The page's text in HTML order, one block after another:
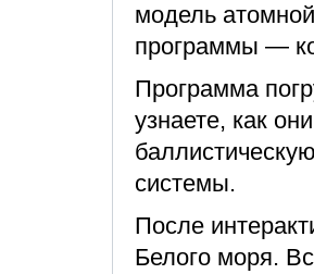
модель
программы —
Программа
узнаете, как
системы.
После
Белого моря.